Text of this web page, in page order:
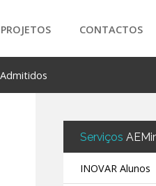
PROJETOS CONTACTOS
Serviços
INOVAR Alunos